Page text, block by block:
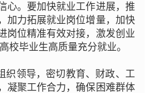
心。要加快就业工作进展，推
加力拓展就业岗位增量，加快
岗位精准有效对接，激发创业
校毕业生高质量充分就业。
织领导，密切教育、财政、工
凝聚工作合力，确保困难群体